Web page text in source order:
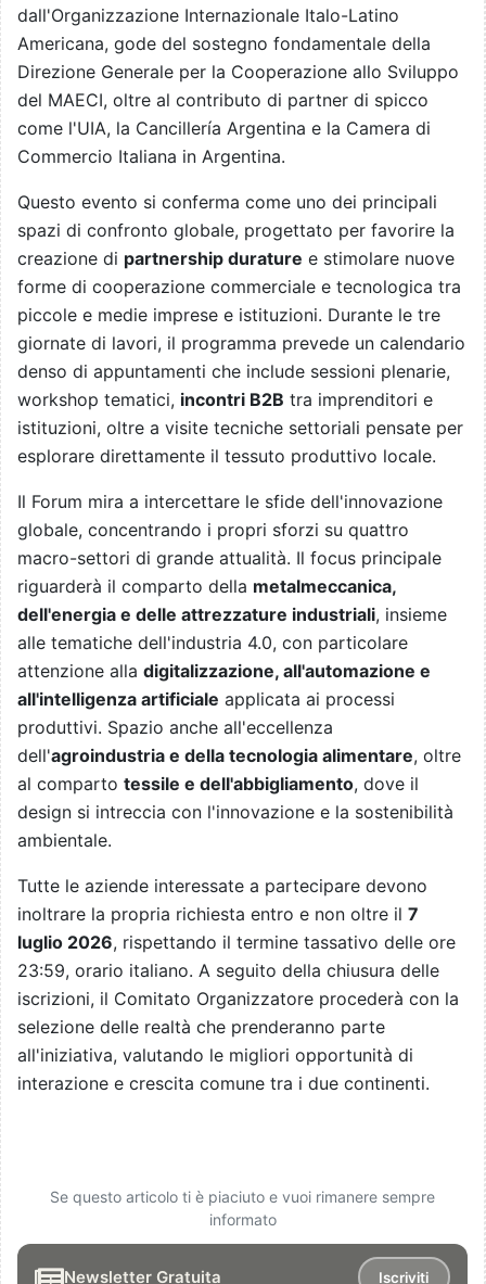
dall'Organizzazione Internazionale Italo-Latino
Americana, gode del sostegno fondamentale della
Direzione Generale per la Cooperazione allo Sviluppo
del MAECI, oltre al contributo di partner di spicco
come l'UIA, la Cancillería Argentina e la Camera di
Commercio Italiana in Argentina.
Questo evento si conferma come uno dei principali
spazi di confronto globale, progettato per favorire la
creazione di partnership durature e stimolare nuove
forme di cooperazione commerciale e tecnologica tra
piccole e medie imprese e istituzioni. Durante le tre
giornate di lavori, il programma prevede un calendario
denso di appuntamenti che include sessioni plenarie,
workshop tematici, incontri B2B tra imprenditori e
istituzioni, oltre a visite tecniche settoriali pensate per
esplorare direttamente il tessuto produttivo locale.
Il Forum mira a intercettare le sfide dell'innovazione
globale, concentrando i propri sforzi su quattro
macro-settori di grande attualità. Il focus principale
riguarderà il comparto della metalmeccanica,
dell'energia e delle attrezzature industriali, insieme
alle tematiche dell'industria 4.0, con particolare
attenzione alla digitalizzazione, all'automazione e
all'intelligenza artificiale applicata ai processi
produttivi. Spazio anche all'eccellenza
dell'agroindustria e della tecnologia alimentare, oltre
al comparto tessile e dell'abbigliamento, dove il
design si intreccia con l'innovazione e la sostenibilità
ambientale.
Tutte le aziende interessate a partecipare devono
inoltrare la propria richiesta entro e non oltre il 7
luglio 2026, rispettando il termine tassativo delle ore
23:59, orario italiano. A seguito della chiusura delle
iscrizioni, il Comitato Organizzatore procederà con la
selezione delle realtà che prenderanno parte
all'iniziativa, valutando le migliori opportunità di
interazione e crescita comune tra i due continenti.
Se questo articolo ti è piaciuto e vuoi rimanere sempre
informato
Newsletter Gratuita Iscriviti